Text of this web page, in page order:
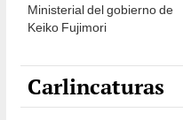
Ministerial del gobierno de
Keiko Fujimori
Carlincaturas